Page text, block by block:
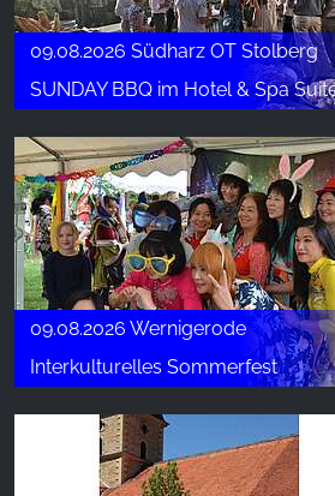
09.08.2026 Südharz OT Stolberg
SUNDAY BBQ im Hotel & Spa Suiten
09.08.2026 Wernigerode
Interkulturelles Sommerfest
Google Analytics
Name:
_ga, _gid, _gac_gb_
Google LLC
Purpose:
Indsamling af statistik om brug
Cookie duration:
24 timer - 2 år